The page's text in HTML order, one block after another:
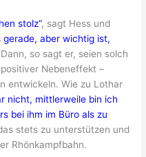
stolz“, sagt Hess und
gerade, aber wichtig ist,
Dann, so sagt er, seien solch
Nebeneffekt –
entwickeln. Wie zu Lothar
nicht, mittlerweile bin ich
bei ihm im Büro als zu
stets zu unterstützen und
Rhönkampfbahn.